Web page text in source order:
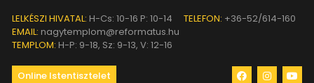
LELKÉSZI HIVATAL: H-Cs: 10-16 P: 10-14 TELEFON: +36-52/614-160
EMAIL: nagytemplom@reformatus.hu
TEMPLOM: H-P: 9-18, Sz: 9-13, V: 12-16
Online Istentisztelet